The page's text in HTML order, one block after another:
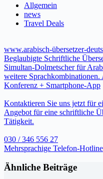
Allgemein
news
Travel Deals
www.arabisch-übersetzer-
Beglaubigte Schriftliche
Simultan-Dolmetscher für
weitere
Konferenz + Smartphone-App
Kontaktieren Sie uns jetzt für
Angebot für eine schriftliche
Tätigkeit.
030 / 346 556 27
Mehrsprachige Telefon-Hotline
Ähnliche Beiträge